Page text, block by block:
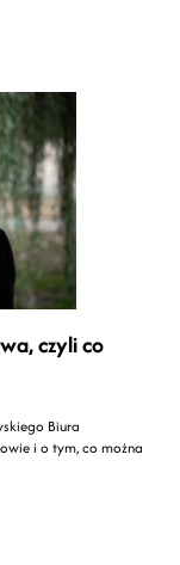
czyli co
Biura
i o tym, co można